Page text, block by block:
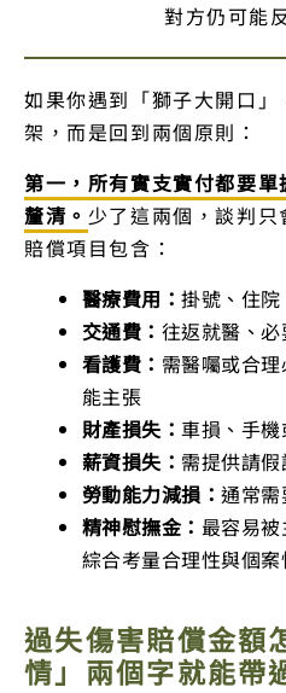
對方仍可能
如果你遇到「獅子大開口
架，而是回到兩個原則：
第一，所有實支實付都要
釐清。 少了這兩個，談判
賠償項目包含：
醫療費用：掛號、住
交通費： 往返就醫、
看護費： 需醫囑或合
能主張
財產損失：車損、手
薪資損失： 需提供請
勞動能力減損：通常
精神慰撫金： 最容易
綜合考量合理性與個案
過失傷害賠償金額
情」兩個字就能帶